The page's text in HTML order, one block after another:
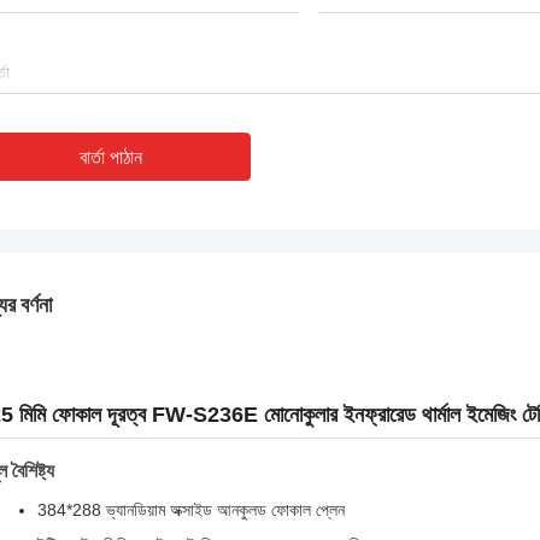
বার্তা পাঠান
বর্ণনা
মিমি ফোকাল দূরত্ব FW-S236E মোনোকুলার ইনফ্রারেড থার্মাল ইমেজিং
বৈশিষ্ট্য
384*288 ভ্যানডিয়াম অক্সাইড আনকুলড ফোকাল প্লেন